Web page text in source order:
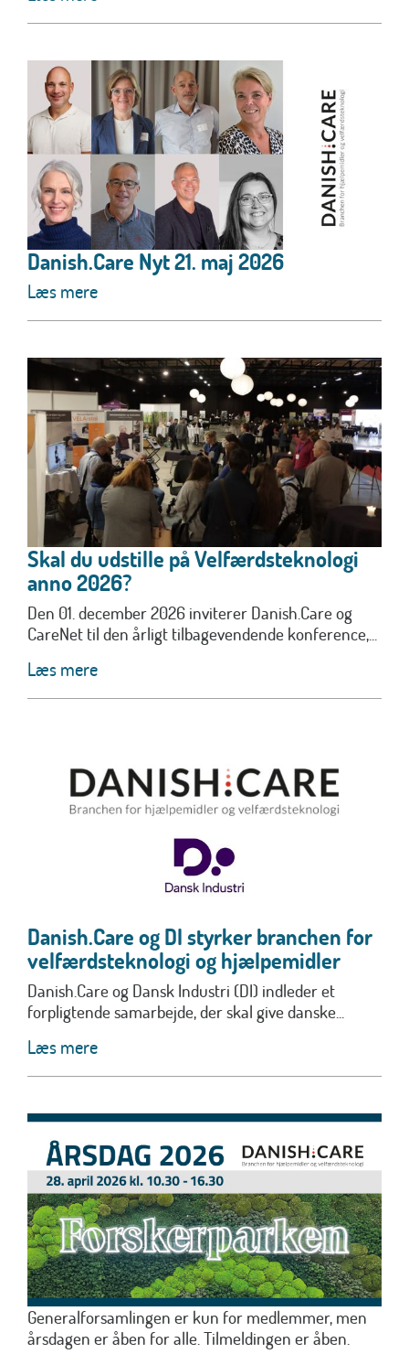
Danish.Care Nyt 21. maj 2026
Læs mere
Skal du udstille på Velfærdsteknologi
anno 2026?
Den 01. december 2026 inviterer Danish.Care og
CareNet til den årligt tilbagevendende konference,...
Læs mere
Danish.Care og DI styrker branchen for
velfærdsteknologi og hjælpemidler
Danish.Care og Dansk Industri (DI) indleder et
forpligtende samarbejde, der skal give danske...
Læs mere
Generalforsamlingen er kun for medlemmer, men
årsdagen er åben for alle. Tilmeldingen er åben.